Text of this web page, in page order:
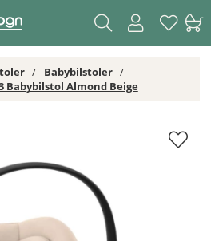
Babybilstoler
Babybilstol Almond Beige